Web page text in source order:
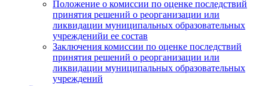
Положение о комиссии по оценке последствий
принятия решений о реорганизации или
ликвидации муниципальных образовательных
учрежденийи ее состав
Заключения комиссии по оценке последствий
принятия решений о реорганизации или
ликвидации муниципальных образовательных
учреждений